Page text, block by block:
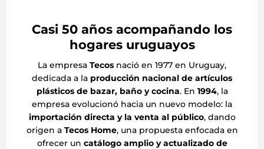
Casi 50 años acompañando los
hogares uruguayos
La empresa Tecos nació en 1977 en Uruguay,
dedicada a la producción nacional de artículos
plásticos de bazar, baño y cocina. En 1994, la
empresa evolucionó hacia un nuevo modelo: la
importación directa y la venta al público, dando
origen a Tecos Home, una propuesta enfocada en
ofrecer un catálogo amplio y actualizado de